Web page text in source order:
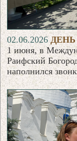
02.06.2026
1 июня, в
Раифский
наполнился